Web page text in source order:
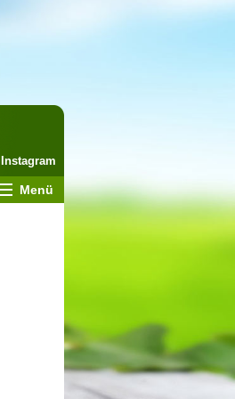
Instagram
Menü